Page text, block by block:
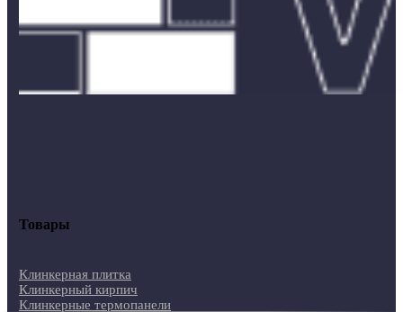
Товары
Клинкерная плитка
Клинкерный кирпич
Клинкерные термопанели